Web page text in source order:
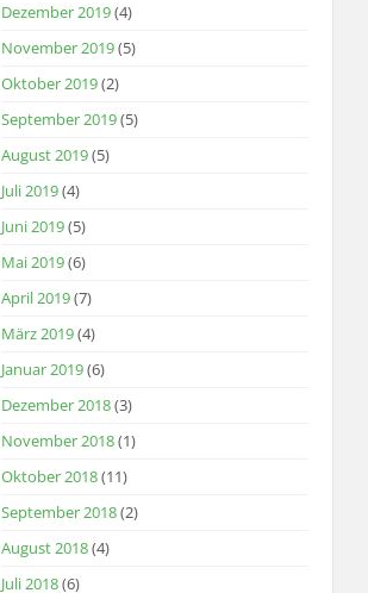
Dezember 2019(4)
November 2019(5)
Oktober 2019(2)
September 2019(5)
August 2019(5)
Juli 2019(4)
Juni 2019(5)
Mai 2019(6)
April 2019(7)
März 2019(4)
Januar 2019(6)
Dezember 2018(3)
November 2018(1)
Oktober 2018(11)
September 2018(2)
August 2018(4)
Juli 2018(6)